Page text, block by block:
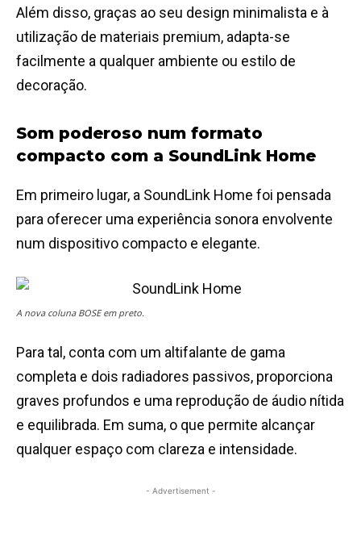
Além disso, graças ao seu design minimalista e à
utilização de materiais premium, adapta-se
facilmente a qualquer ambiente ou estilo de
decoração.
Som poderoso num formato
compacto com a SoundLink Home
Em primeiro lugar, a SoundLink Home foi pensada
para oferecer uma experiência sonora envolvente
num dispositivo compacto e elegante.
A nova coluna BOSE em preto.
Para tal, conta com um altifalante de gama
completa e dois radiadores passivos, proporciona
graves profundos e uma reprodução de áudio nítida
e equilibrada. Em suma, o que permite alcançar
qualquer espaço com clareza e intensidade.
- Advertisement -